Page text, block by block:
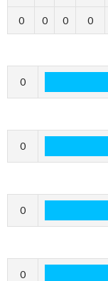
0 0 0 0
0
0
0
0